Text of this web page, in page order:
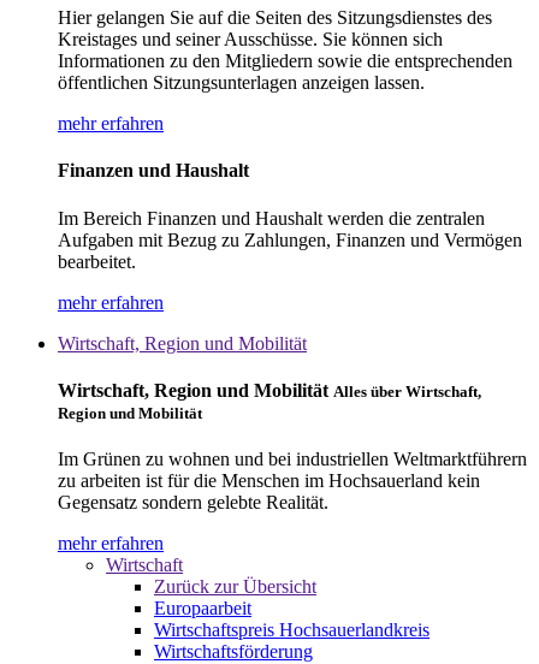
Hier gelangen Sie auf die Seiten des Sitzungsdienstes des
Kreistages und seiner Ausschüsse. Sie können sich
Informationen zu den Mitgliedern sowie die entsprechenden
öffentlichen Sitzungsunterlagen anzeigen lassen.
mehr erfahren
Finanzen und Haushalt
Im Bereich Finanzen und Haushalt werden die zentralen
Aufgaben mit Bezug zu Zahlungen, Finanzen und Vermögen
bearbeitet.
mehr erfahren
Wirtschaft, Region und Mobilität
Wirtschaft, Region und Mobilität Alles über Wirtschaft,
Region und Mobilität
Im Grünen zu wohnen und bei industriellen Weltmarktführern
zu arbeiten ist für die Menschen im Hochsauerland kein
Gegensatz sondern gelebte Realität.
mehr erfahren
Wirtschaft
Zurück zur Übersicht
Europaarbeit
Wirtschaftspreis Hochsauerlandkreis
Wirtschaftsförderung